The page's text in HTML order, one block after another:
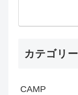
カテゴリー
CAMP